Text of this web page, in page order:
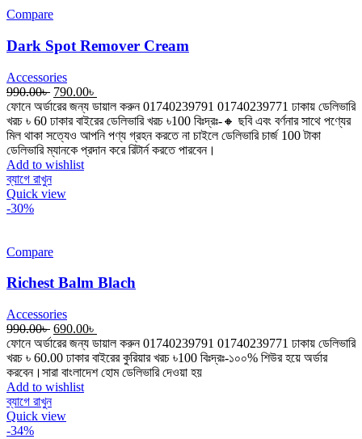
Compare
Dark Spot Remover Cream
Accessories
990.00৳ Original
price
was:
990.00৳ .
790.00৳
price
is:
790.00৳ .
ফোনে অর্ডারের জন্য ডায়াল করুন 01740239791 01740239771 ঢাকায় ডেলিভারি
খরচ ৳ 60 ঢাকার বাইরের ডেলিভারি খরচ ৳100 বিঃদ্রঃ-🔸 ছবি এবং বর্ণনার সাথে পণ্যের
মিল থাকা সত্যেও আপনি পণ্য গ্রহন করতে না চাইলে ডেলিভারি চার্জ 100 টাকা
ডেলিভারি ম্যানকে প্রদান করে রিটার্ন করতে পারবেন।
Add to wishlist
ব্যাগে রাখুন
Quick view
-30%
Compare
Richest Balm Blach
Accessories
990.00৳ Original
price
was:
990.00৳ .
690.00৳
price
is:
690.00৳ .
ফোনে অর্ডারের জন্য ডায়াল করুন 01740239791 01740239771 ঢাকায় ডেলিভারি
খরচ ৳ 60.00 ঢাকার বাইরের কুরিয়ার খরচ ৳100 বিঃদ্রঃ-১০০% শিউর হয়ে অর্ডার
করবেন।সারা বাংলাদেশ হোম ডেলিভারি দেওয়া হয়
Add to wishlist
ব্যাগে রাখুন
Quick view
-34%